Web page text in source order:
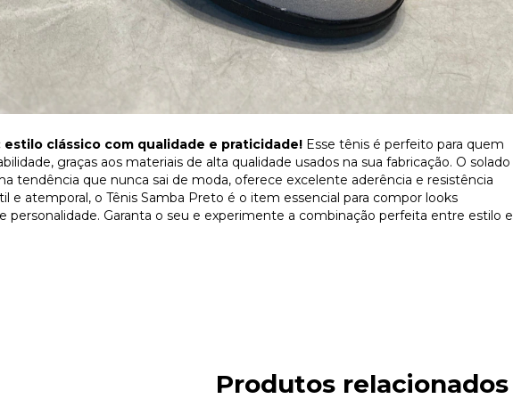
estilo clássico com qualidade e praticidade! Esse tênis é perfeito para quem
graças aos materiais de alta qualidade usados na sua fabricação. O solado
tendência que nunca sai de moda, oferece excelente aderência e resistência
e atemporal, o Tênis Samba Preto é o item essencial para compor looks
personalidade. Garanta o seu e experimente a combinação perfeita entre estilo e
Produtos relacionados